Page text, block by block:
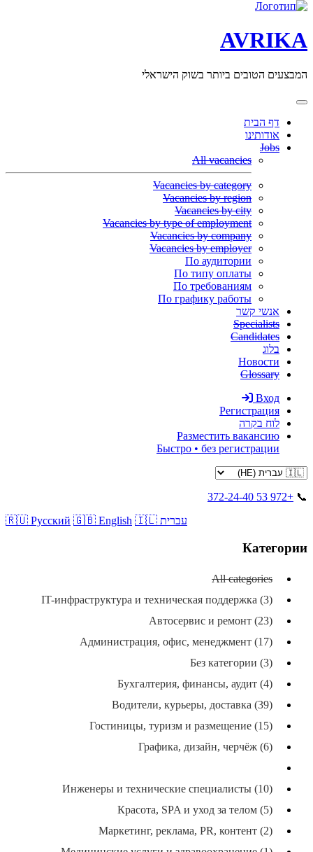
AVRIKA
המבצעים הטובים ביותר בשוק הישראלי
דף הבית
אודותינו
Jobs
All vacancies
Vacancies by category
Vacancies by region
Vacancies by city
Vacancies by type of employment
Vacancies by company
Vacancies by employer
По аудитории
По типу оплаты
По требованиям
По графику работы
אנשי קשר
Specialists
Candidates
בלוג
Новости
Glossary
Вход
Регистрация
לוח בקרה
Разместить вакансию
Быстро • без регистрации
📞
+972 53 372-24-40
🇷🇺 Русский 🇬🇧 English 🇮🇱 עברית
Категории
All categories
IT-инфраструктура и техническая поддержка (3)
Автосервис и ремонт (23)
Администрация, офис, менеджмент (17)
Без категории (3)
Бухгалтерия, финансы, аудит (4)
Водители, курьеры, доставка (39)
Гостиницы, туризм и размещение (15)
Графика, дизайн, черчёж (6)
Инженеры и технические специалисты (10)
Красота, SPA и уход за телом (5)
Маркетинг, реклама, PR, контент (2)